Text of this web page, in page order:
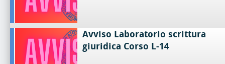
Avviso Laboratorio scrittura
giuridica Corso L-14